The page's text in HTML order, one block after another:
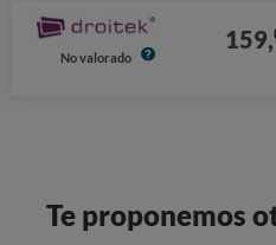
No valorado
159,
Te proponemos